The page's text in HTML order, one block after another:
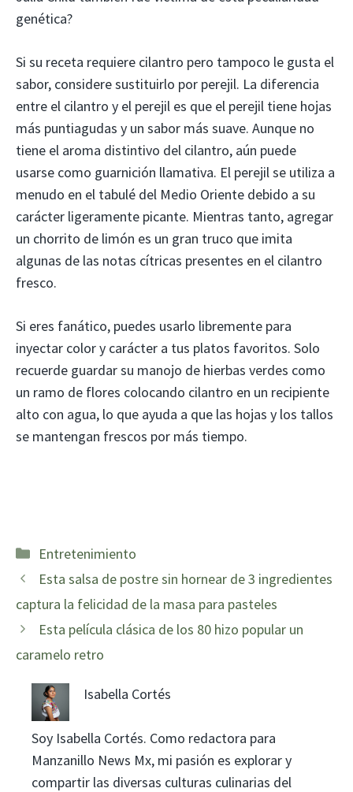
genética?
Si su receta requiere cilantro pero tampoco le gusta el
sabor, considere sustituirlo por perejil. La diferencia
entre el cilantro y el perejil es que el perejil tiene hojas
más puntiagudas y un sabor más suave. Aunque no
tiene el aroma distintivo del cilantro, aún puede
usarse como guarnición llamativa. El perejil se utiliza a
menudo en el tabulé del Medio Oriente debido a su
carácter ligeramente picante. Mientras tanto, agregar
un chorrito de limón es un gran truco que imita
algunas de las notas cítricas presentes en el cilantro
fresco.
Si eres fanático, puedes usarlo libremente para
inyectar color y carácter a tus platos favoritos. Solo
recuerde guardar su manojo de hierbas verdes como
un ramo de flores colocando cilantro en un recipiente
alto con agua, lo que ayuda a que las hojas y los tallos
se mantengan frescos por más tiempo.
Categorías
Entretenimiento
Esta salsa de postre sin hornear de 3 ingredientes
captura la felicidad de la masa para pasteles
Esta película clásica de los 80 hizo popular un
caramelo retro
Isabella Cortés
Soy Isabella Cortés. Como redactora para
Manzanillo News Mx, mi pasión es explorar y
compartir las diversas culturas culinarias del